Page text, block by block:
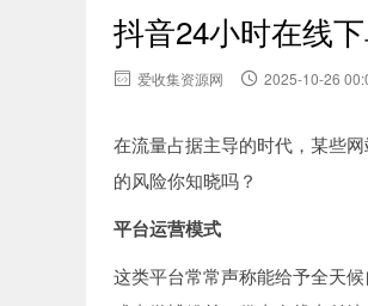
抖音24小时在线
爱收集资源网 2025-10-26
在流量占据主导的时代，某些
的风险你知晓吗？
平台运营模式
这类平台常常声称能给予全天